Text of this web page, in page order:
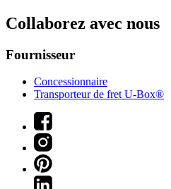
Collaborez avec nous
Fournisseur
Concessionnaire
Transporteur de fret U-Box®